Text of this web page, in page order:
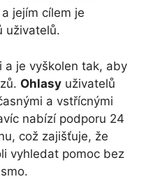
jejím cílem je
uživatelů.
a je vyškolen tak, aby
Ohlasy uživatelů
a vstřícnými
nabízí podporu 24
což zajišťuje, že
vyhledat pomoc bez